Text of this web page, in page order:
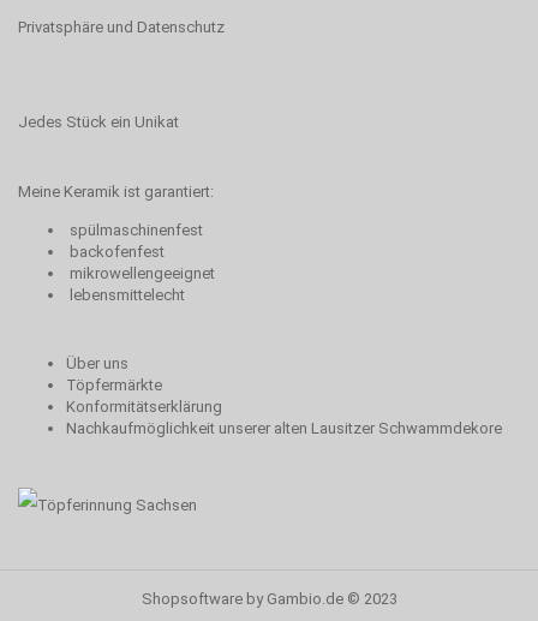
Privatsphäre und Datenschutz
Jedes Stück ein Unikat
Meine Keramik ist garantiert:
spülmaschinenfest
backofenfest
mikrowellengeeignet
lebensmittelecht
Über uns
Töpfermärkte
Konformitätserklärung
Nachkaufmöglichkeit unserer alten Lausitzer Schwammdekore
Shopsoftwareby Gambio.de © 2023